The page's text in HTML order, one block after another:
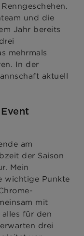
und die
Jahr bereits
mehrmals
In der
aktuell
am
der Saison
Mein
wichtige Punkte
mit
für den
drei